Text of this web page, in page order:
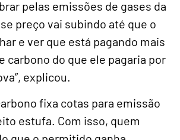
pelas emissões de gases da
preço vai subindo até que o
e ver que está pagando mais
carbono do que ele pagaria por
explicou.
fixa cotas para emissão
estufa. Com isso, quem